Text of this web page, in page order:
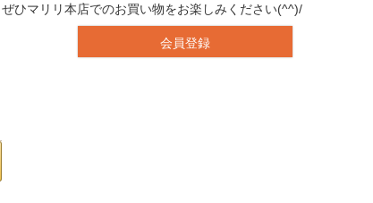
ぜひマリリ本店でのお買い物をお楽しみください(^^)/
会員登録